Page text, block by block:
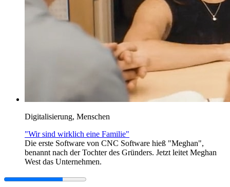
Digitalisierung, Menschen
"Wir sind wirklich eine Familie"
Die erste Software von CNC Software hieß "Meghan",
benannt nach der Tochter des Gründers. Jetzt leitet Meghan
West das Unternehmen.